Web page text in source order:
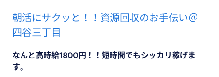
朝活にサクッと！！資源回収のお手伝い＠
四谷三丁目
なんと高時給1800円！！短時間でもシッカリ稼げま
す。